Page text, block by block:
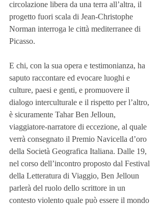
circolazione libera da una terra all’altra, il
progetto fuori scala di Jean-Christophe
Norman interroga le città mediterranee di
Picasso.
E chi, con la sua opera e testimonianza, ha
saputo raccontare ed evocare luoghi e
culture, paesi e genti, e promuovere il
dialogo interculturale e il rispetto per l’altro,
è sicuramente Tahar Ben Jelloun,
viaggiatore-narratore di eccezione, al quale
verrà consegnato il Premio Navicella d’oro
della Società Geografica Italiana. Dalle 19,
nel corso dell’incontro proposto dal Festival
della Letteratura di Viaggio, Ben Jelloun
parlerà del ruolo dello scrittore in un
contesto violento quale può essere il mondo